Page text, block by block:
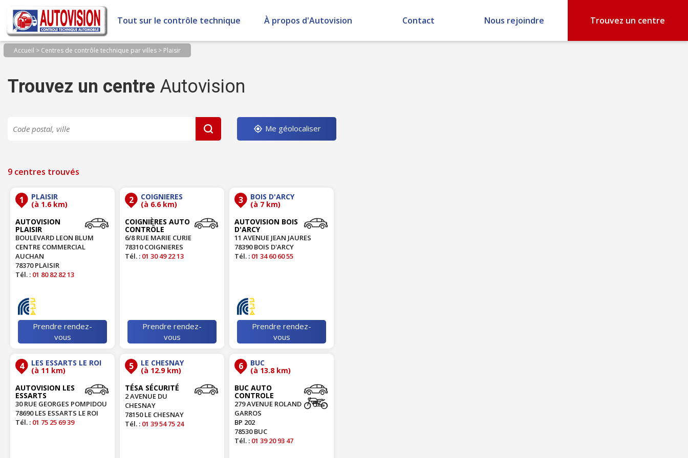
Panneau de gestion des cookies
Tout sur le contrôle technique À propos d'Autovision Contact Nous rejoindre Trouvez un centre
Accueil > Centres de contrôle technique par villes> Plaisir
Trouvez un centre Autovision
Me géolocaliser
9 centres trouvés
1 PLAISIR
(à 1.6 km)
AUTOVISION
PLAISIR
BOULEVARD LEON BLUM
CENTRE COMMERCIAL
AUCHAN
78370 PLAISIR
Tél. : 01 80 82 82 13
Prendre rendez-
vous
2 COIGNIERES
(à 6.6 km)
COIGNIÈRES AUTO
CONTRÔLE
6/8 RUE MARIE CURIE
78310 COIGNIERES
Tél. : 01 30 49 22 13
Prendre rendez-
vous
3 BOIS D'ARCY
(à 7 km)
AUTOVISION BOIS
D'ARCY
11 AVENUE JEAN JAURES
78390 BOIS D'ARCY
Tél. : 01 34 60 60 55
Prendre rendez-
vous
4 LES ESSARTS LE ROI
(à 11 km)
AUTOVISION LES
ESSARTS
30 RUE GEORGES POMPIDOU
78690 LES ESSARTS LE ROI
Tél. : 01 75 25 69 39
5 LE CHESNAY
(à 12.9 km)
TÉSA SÉCURITÉ
2 AVENUE DU
CHESNAY
78150 LE CHESNAY
Tél. : 01 39 54 75 24
6 BUC
(à 13.8 km)
BUC AUTO
CONTROLE
279 AVENUE ROLAND
GARROS
BP 202
78530 BUC
Tél. : 01 39 20 93 47